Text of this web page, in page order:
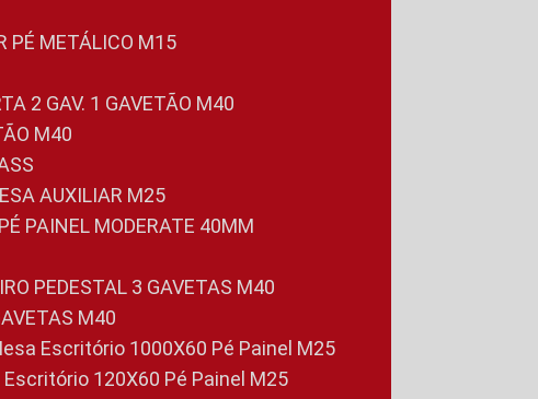
PÉ METÁLICO M15
2 GAV. 1 GAVETÃO M40
M40
MESA AUXILIAR M25
PÉ PAINEL MODERATE 40MM
PEDESTAL 3 GAVETAS M40
M40
Mesa Escritório 1000X60 Pé Painel M25
Escritório 120X60 Pé Painel M25